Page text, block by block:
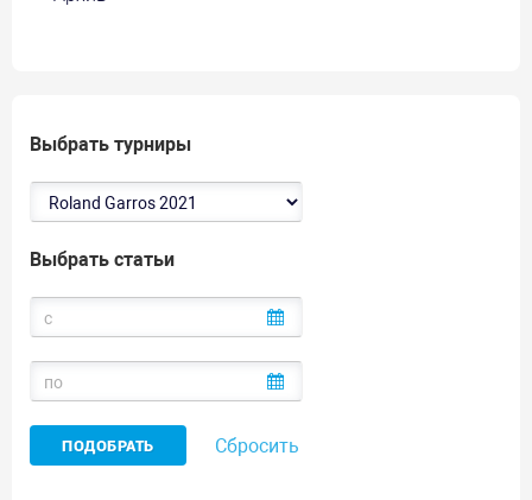
Выбрать турниры
Выбрать статьи
Сбросить